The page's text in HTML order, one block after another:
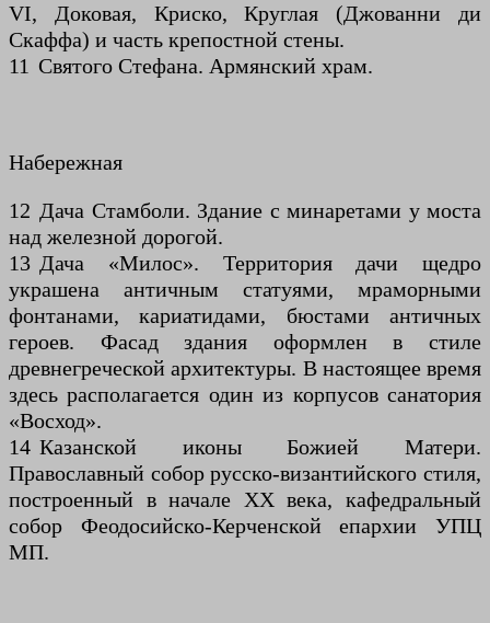
VI, Доковая, Криско, Круглая (Джованни ди
Скаффа) и часть крепостной стены.
11 Святого Стефана. Армянский храм.
Набережная
12 Дача Стамболи. Здание с минаретами у моста
над железной дорогой.
13 Дача «Милос». Территория дачи щедро
украшена античным статуями, мраморными
фонтанами, кариатидами, бюстами античных
героев. Фасад здания оформлен в стиле
древнегреческой архитектуры. В настоящее время
здесь располагается один из корпусов санатория
«Восход».
14 Казанской иконы Божией Матери.
Православный собор русско-византийского стиля,
построенный в начале XX века, кафедральный
собор Феодосийско-Керченской епархии УПЦ
МП.